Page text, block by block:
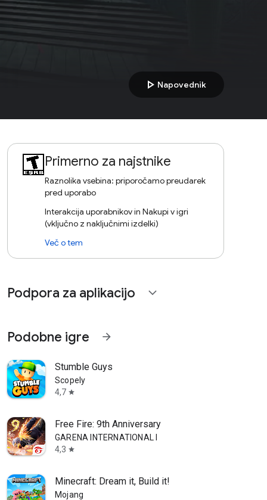
play_arrow Napovednik
Primerno za najstnike
Raznolika vsebina: priporočamo preudarek
pred uporabo
Interakcija uporabnikov in Nakupi v igri
(vključno z naključnimi izdelki)
Več o tem
Podpora za aplikacijo expand_more
Podobne igre arrow_forward
Stumble Guys
Scopely
4,7 star
Free Fire: 9th Anniversary
GARENA INTERNATIONAL I
4,3 star
Minecraft: Dream it, Build it!
Mojang